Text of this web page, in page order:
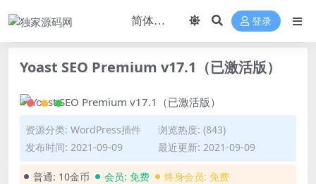
登录
Yoast SEO Premium v​​17.1（已激活版）
资源分类: WordPress插件
浏览热度: (843)
发布时间: 2021-09-09
最近更新: 2021-09-09
普通: 10金币 会员: 免费 终身会员: 免费